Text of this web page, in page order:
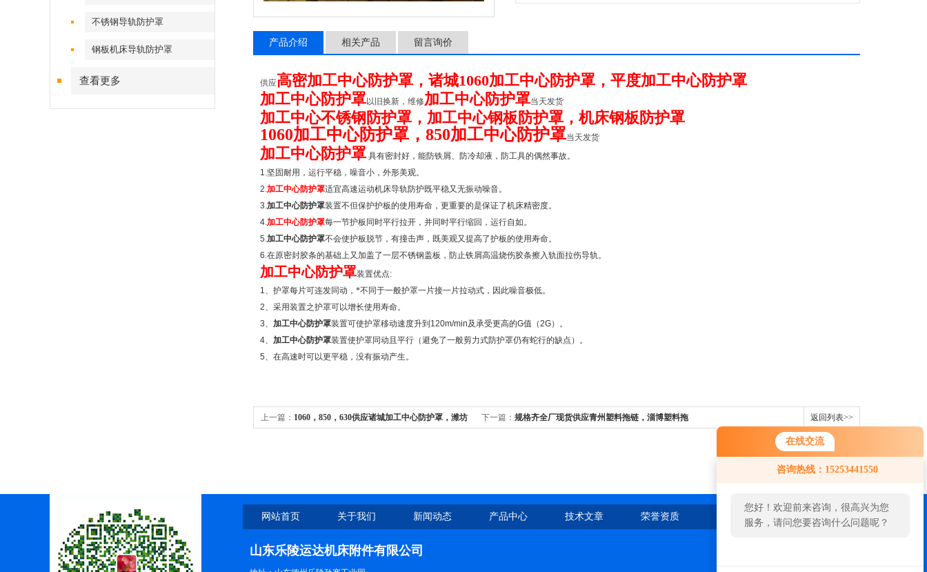
在线交流
咨询热线：15253441550
您好！欢迎前来咨询，很高兴为您
服务，请问您要咨询什么问题呢？
不锈钢导轨防护罩
钢板机床导轨防护罩
查看更多
产品介绍 相关产品 留言询价
供应高密加工中心防护罩，诸城1060加工中心防护罩，平度加工中心防护罩
加工中心防护罩以旧换新，维修加工中心防护罩当天发货
加工中心不锈钢防护罩，加工中心钢板防护罩，机床钢板防护罩
1060加工中心防护罩，850加工中心防护罩当天发货
加工中心防护罩 具有密封好，能防铁屑、防冷却液，防工具的偶然事故。
1.坚固耐用，运行平稳，噪音小，外形美观。
2.加工中心防护罩适宜高速运动机床导轨防护既平稳又无振动噪音。
3.加工中心防护罩装置不但保护护板的使用寿命，更重要的是保证了机床精密度。
4.加工中心防护罩每一节护板同时平行拉开，并同时平行缩回，运行自如。
5.加工中心防护罩不会使护板脱节，有撞击声，既美观又提高了护板的使用寿命。
6.在原密封胶条的基础上又加盖了一层不锈钢盖板，防止铁屑高温烧伤胶条擦入轨面拉伤导轨。
加工中心防护罩装置优点:
1、护罩每片可连发同动，*不同于一般护罩一片接一片拉动式，因此噪音极低。
2、采用装置之护罩可以增长使用寿命。
3、 加工中心防护罩装置可使护罩移动速度升到 120m/min及承受更高的G值（2G）。
4、 加工中心防护罩装置使护罩同动且平行（避免了一般剪力式防护罩仍有蛇行的缺点）。
5、在高速时可以更平稳，没有振动产生。
上一篇： 1060，850，630供应诸城加工中心防护罩，潍坊 下一篇： 规格齐全厂现货供应青州塑料拖链，淄博塑料拖 返回列表>>
网站首页 关于我们 新闻动态 产品中心 技术文章 荣誉资质 在线留言 联系我们
山东乐陵运达机床附件有限公司